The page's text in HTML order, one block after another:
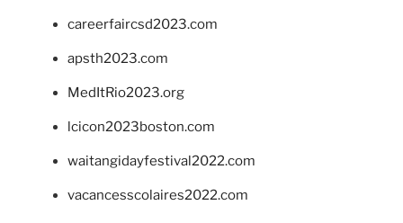
careerfaircsd2023.com
apsth2023.com
MedItRio2023.org
lcicon2023boston.com
waitangidayfestival2022.com
vacancesscolaires2022.com